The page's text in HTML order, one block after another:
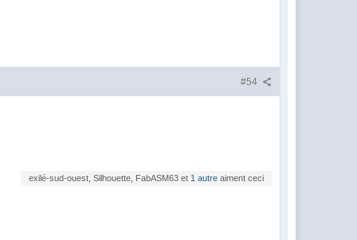
#54
exilé-sud-ouest, Silhouette, FabASM63 et 1 autreaiment ceci